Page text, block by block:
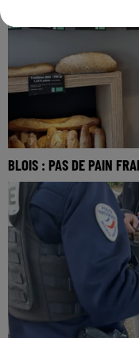
BLOIS : PAS DE PAIN